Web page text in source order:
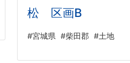
松 区画B
#宮城県 #柴田郡 #土地